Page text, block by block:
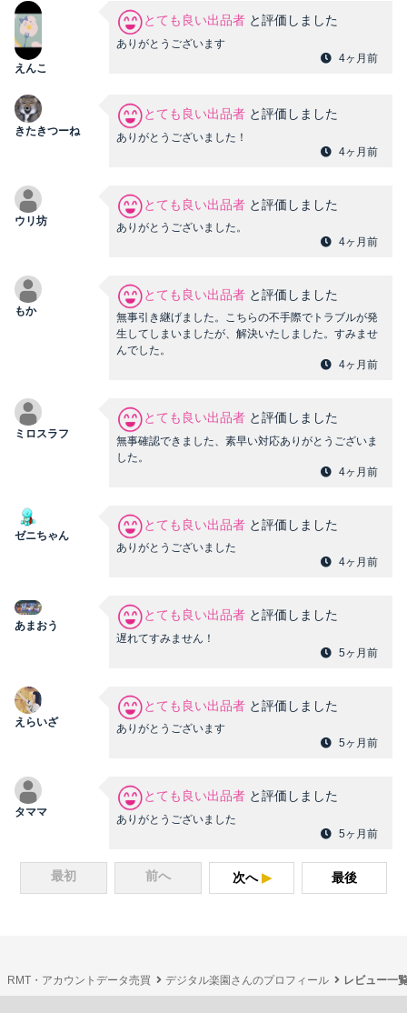
えんこ
とても良い出品者 と評価しました
ありがとうございます
4ヶ月前
きたきつーね
とても良い出品者 と評価しました
ありがとうございました！
4ヶ月前
ウリ坊
とても良い出品者 と評価しました
ありがとうございました。
4ヶ月前
もか
とても良い出品者 と評価しました
無事引き継げました。こちらの不手際でトラブルが発
生してしまいましたが、解決いたしました。すみませ
んでした。
4ヶ月前
ミロスラフ
とても良い出品者 と評価しました
無事確認できました、素早い対応ありがとうございま
した。
4ヶ月前
ゼニちゃん
とても良い出品者 と評価しました
ありがとうございました
4ヶ月前
あまおう
とても良い出品者 と評価しました
遅れてすみません！
5ヶ月前
えらいざ
とても良い出品者 と評価しました
ありがとうございます
5ヶ月前
タママ
とても良い出品者 と評価しました
ありがとうございました
5ヶ月前
最初 前へ 次へ 最後
RMT・アカウントデータ売買 デジタル楽園さんのプロフィール レビュー一